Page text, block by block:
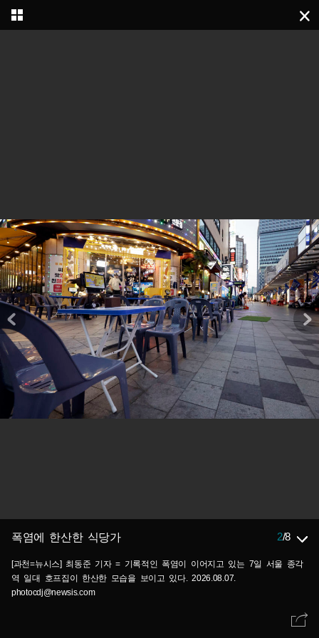
폭염에 한산한 식당가 2/8
[과천=뉴시스] 최동준 기자 = 기록적인 폭염이 이어지고 있는 7일 서울 종각
역 일대 호프집이 한산한 모습을 보이고 있다. 2026.08.07.
photocdj@newsis.com